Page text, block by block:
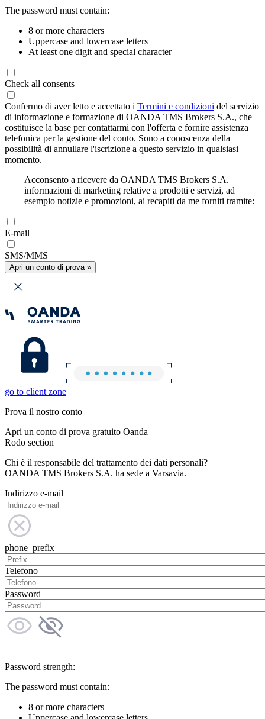
The password must contain:
8 or more characters
Uppercase and lowercase letters
At least one digit and special character
Check all consents
Confermo di aver letto e accettato i Termini e condizioni del servizio
di informazione e formazione di OANDA TMS Brokers S.A., che
costituisce la base per contattarmi con l'offerta e fornire assistenza
telefonica per la gestione del conto. Sono a conoscenza della
possibilità di annullare l'iscrizione a questo servizio in qualsiasi
momento.
Acconsento a ricevere da OANDA TMS Brokers S.A.
informazioni di marketing relative a prodotti e servizi, ad
esempio notizie e promozioni, ai recapiti da me forniti tramite:
E-mail
SMS/MMS
Apri un conto di prova »
go to client zone
Prova il nostro conto
Apri un conto di prova gratuito Oanda
Rodo section
Chi è il responsabile del trattamento dei dati personali?
OANDA TMS Brokers S.A. ha sede a Varsavia.
Indirizzo e-mail
phone_prefix
Telefono
Password
Password strength:
The password must contain:
8 or more characters